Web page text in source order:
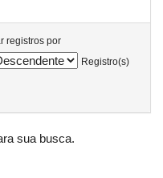
registros por
Registro(s)
sua busca.